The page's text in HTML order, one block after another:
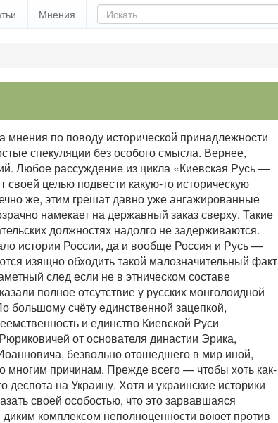
Мнения
по поводу исторической принадлежности
спекуляции без особого смысла. Вернее,
Любое рассуждение из цикла «Киевская Русь —
целью подвести какую-то историческую
же, этим грешат давно уже ангажированные
намекает на державный заказ сверху. Такие
должностях надолго не задерживаются.
истории России, да и вообще Россия и Русь —
изящно обходить такой малозначительный факт
след если не в этническом составе
полное отсутствие у русских монголоидной
большому счёту единственной зацепкой,
и единство Киевской Руси
от основателя династии Эрика,
безвольно отошедшего в мир иной,
многим причинам. Прежде всего — чтобы хоть как-
деспота на Украину. Хотя и украинские историки
своей особостью, что это зарвавшаяся
комплексом неполноценности воюет против